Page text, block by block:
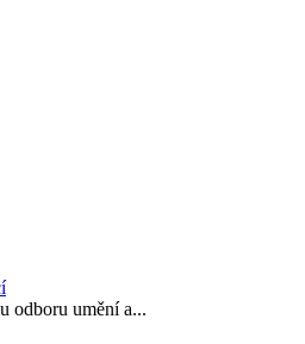
odboru umění a...